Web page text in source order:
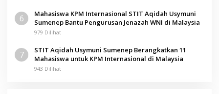
6
Mahasiswa KPM Internasional STIT Aqidah Usymuni
Sumenep Bantu Pengurusan Jenazah WNI di Malaysia
979 Dilihat
7
STIT Aqidah Usymuni Sumenep Berangkatkan 11
Mahasiswa untuk KPM Internasional di Malaysia
943 Dilihat